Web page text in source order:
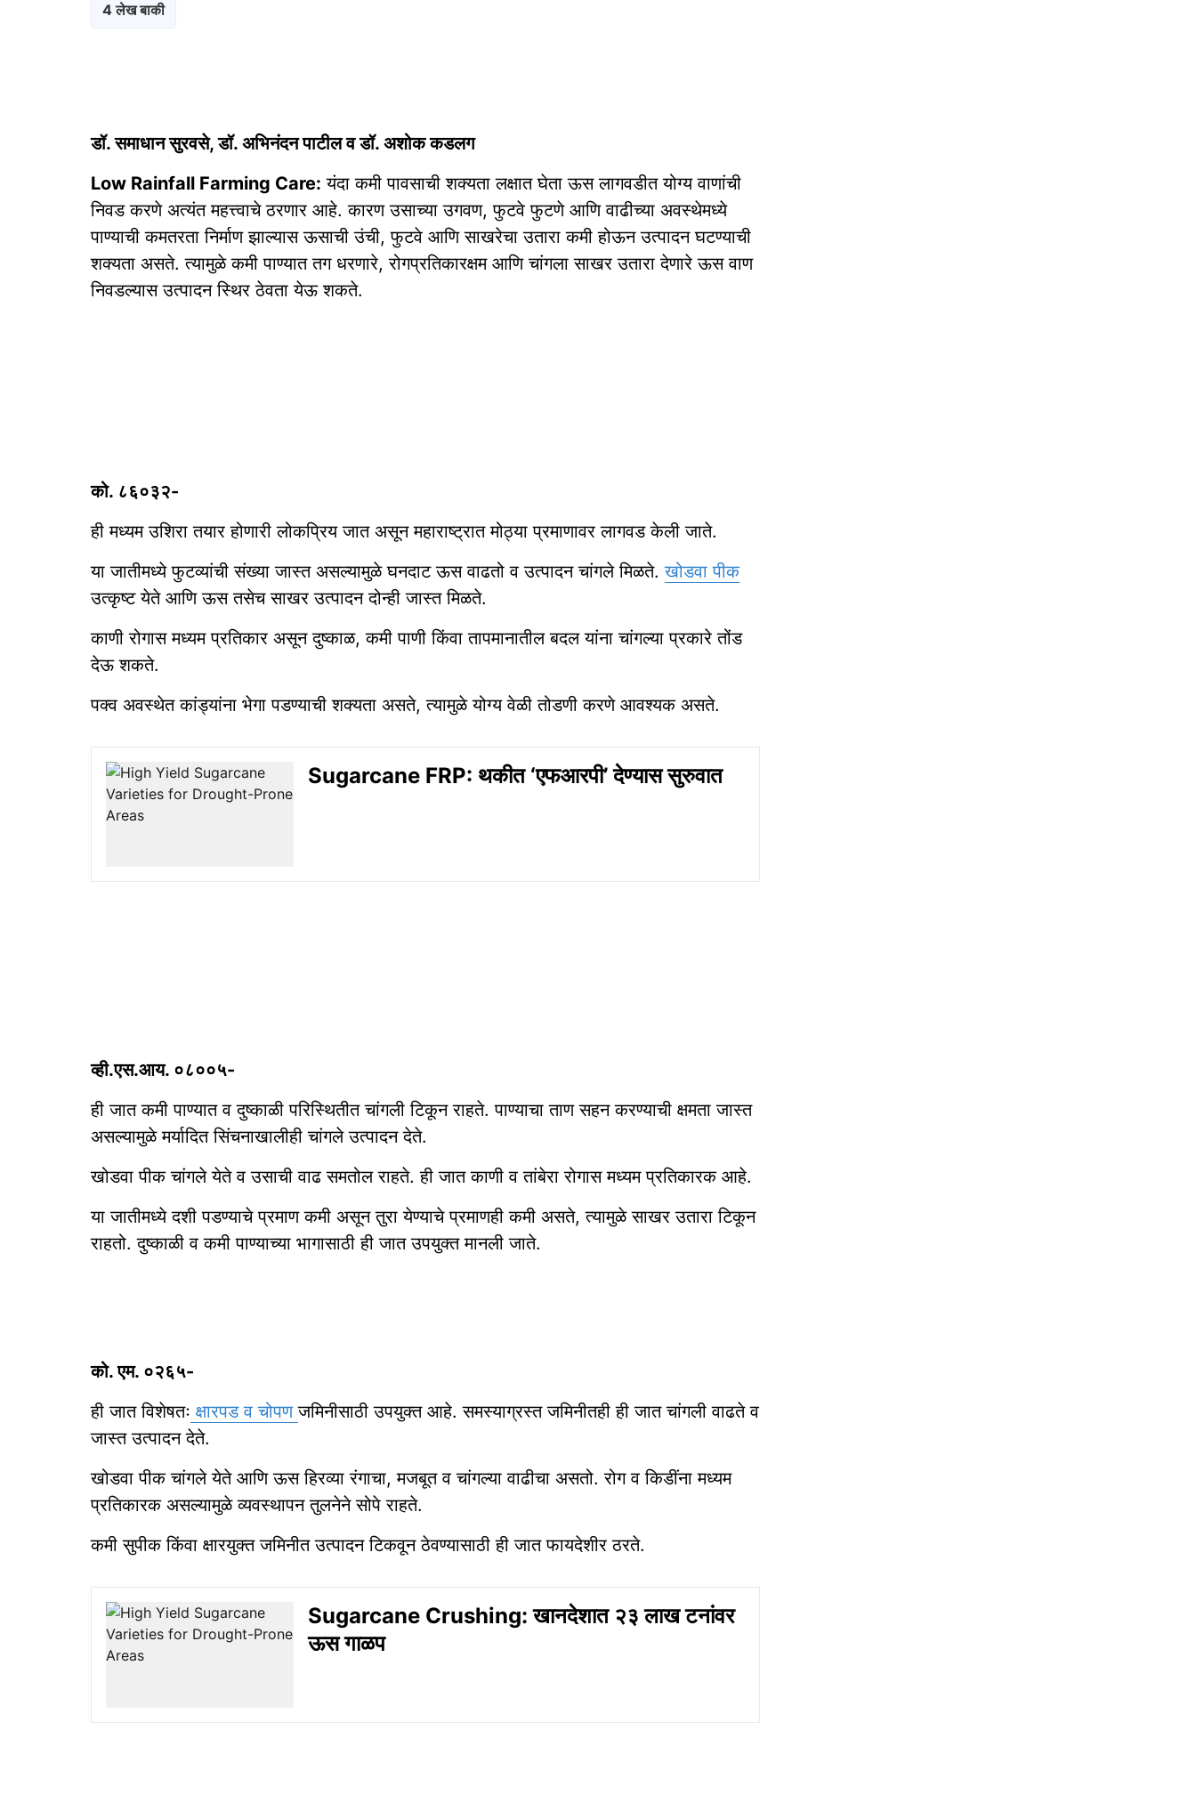
4 लेख बाकी
डॉ. समाधान सुरवसे, डॉ. अभिनंदन पाटील व डॉ. अशोक कडलग
Low Rainfall Farming Care: यंदा कमी पावसाची शक्यता लक्षात घेता ऊस लागवडीत योग्य वाणांची
निवड करणे अत्यंत महत्त्वाचे ठरणार आहे. कारण उसाच्या उगवण, फुटवे फुटणे आणि वाढीच्या अवस्थेमध्ये
पाण्याची कमतरता निर्माण झाल्यास ऊसाची उंची, फुटवे आणि साखरेचा उतारा कमी होऊन उत्पादन घटण्याची
शक्यता असते. त्यामुळे कमी पाण्यात तग धरणारे, रोगप्रतिकारक्षम आणि चांगला साखर उतारा देणारे ऊस वाण
निवडल्यास उत्पादन स्थिर ठेवता येऊ शकते.
को. ८६०३२-
ही मध्यम उशिरा तयार होणारी लोकप्रिय जात असून महाराष्ट्रात मोठ्या प्रमाणावर लागवड केली जाते.
या जातीमध्ये फुटव्यांची संख्या जास्त असल्यामुळे घनदाट ऊस वाढतो व उत्पादन चांगले मिळते.खोडवा पीक
उत्कृष्ट येते आणि ऊस तसेच साखर उत्पादन दोन्ही जास्त मिळते.
काणी रोगास मध्यम प्रतिकार असून दुष्काळ, कमी पाणी किंवा तापमानातील बदल यांना चांगल्या प्रकारे तोंड
देऊ शकते.
पक्व अवस्थेत कांड्यांना भेगा पडण्याची शक्यता असते, त्यामुळे योग्य वेळी तोडणी करणे आवश्यक असते.
Sugarcane FRP: थकीत ‘एफआरपी’ देण्यास सुरुवात
व्ही.एस.आय. ०८००५-
ही जात कमी पाण्यात व दुष्काळी परिस्थितीत चांगली टिकून राहते. पाण्याचा ताण सहन करण्याची क्षमता जास्त
असल्यामुळे मर्यादित सिंचनाखालीही चांगले उत्पादन देते.
खोडवा पीक चांगले येते व उसाची वाढ समतोल राहते. ही जात काणी व तांबेरा रोगास मध्यम प्रतिकारक आहे.
या जातीमध्ये दशी पडण्याचे प्रमाण कमी असून तुरा येण्याचे प्रमाणही कमी असते, त्यामुळे साखर उतारा टिकून
राहतो. दुष्काळी व कमी पाण्याच्या भागासाठी ही जात उपयुक्त मानली जाते.
को. एम. ०२६५-
ही जात विशेषतः क्षारपड व चोपणजमिनीसाठी उपयुक्त आहे. समस्याग्रस्त जमिनीतही ही जात चांगली वाढते व
जास्त उत्पादन देते.
खोडवा पीक चांगले येते आणि ऊस हिरव्या रंगाचा, मजबूत व चांगल्या वाढीचा असतो. रोग व किडींना मध्यम
प्रतिकारक असल्यामुळे व्यवस्थापन तुलनेने सोपे राहते.
कमी सुपीक किंवा क्षारयुक्त जमिनीत उत्पादन टिकवून ठेवण्यासाठी ही जात फायदेशीर ठरते.
Sugarcane Crushing: खानदेशात २३ लाख टनांवर
ऊस गाळप